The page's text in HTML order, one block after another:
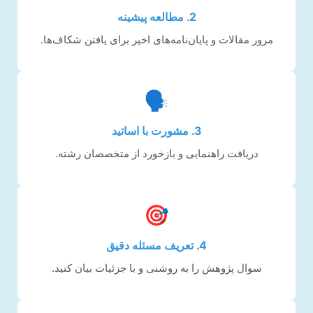
2. مطالعه پیشینه
مرور مقالات و پایان‌نامه‌های اخیر برای یافتن شکاف‌ها.
🗣️
3. مشورت با اساتید
دریافت راهنمایی و بازخورد از متخصصان رشته.
🎯
4. تعریف مسئله دقیق
سوال پژوهش را به روشنی و با جزئیات بیان کنید.